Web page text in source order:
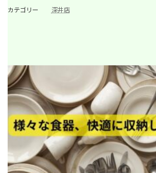
カテゴリー
深井店